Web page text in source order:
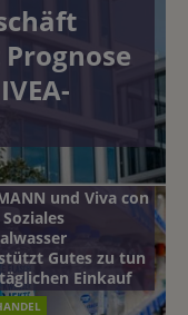
und Viva con
Gutes zu tun
Einkauf